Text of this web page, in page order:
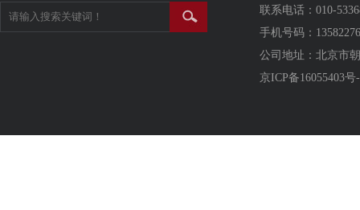
联系电话：010-
手机号码：
公司地址：北京市
京ICP备16055403号